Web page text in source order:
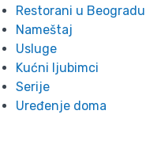
Restorani u Beogradu
Nameštaj
Usluge
Kućni ljubimci
Serije
Uređenje doma